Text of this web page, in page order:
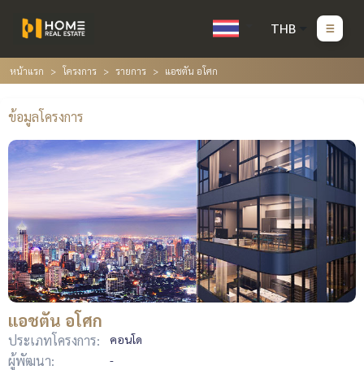
THB
หน้าแรก โครงการ รายการ แอชตัน อโศก
ข้อมูลโครงการ
แอชตัน อโศก
ประเภทโครงการ: คอนโด
ผู้พัฒนา: -